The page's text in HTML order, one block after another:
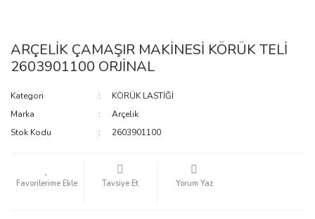
ARÇELİK ÇAMAŞIR MAKİNESİ KÖRÜK TELİ
2603901100 ORJİNAL
Kategori
KÖRÜK LASTİĞİ
Marka
Arçelik
Stok Kodu
2603901100
Tavsiye Et Yorum Yaz